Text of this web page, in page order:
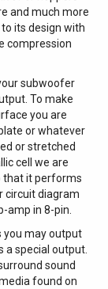
and much more
its design with
compression
subwoofer
To make
you are
or whatever
or stretched
cell we are
that it performs
circuit diagram
amp in 8-pin.
you may output
a special output.
sound
found on